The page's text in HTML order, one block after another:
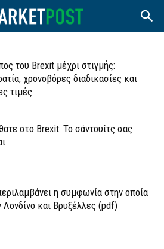
του Brexit μέχρι στιγμής:
χρονοβόρες διαδικασίες και
τιμές
στο Brexit: Το σάντουίτς σας
η συμφωνία στην οποία
Λονδίνο και Βρυξέλλες (pdf)